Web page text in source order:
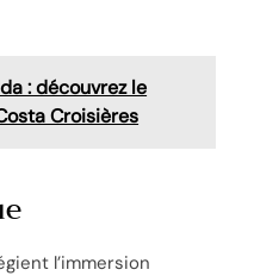
: découvrez le
Croisières
l’immersion